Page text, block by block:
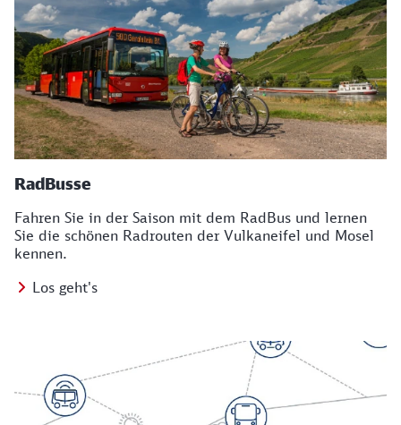
RadBusse
Fahren Sie in der Saison mit dem RadBus und lernen
Sie die schönen Radrouten der Vulkaneifel und Mosel
kennen.
Los geht's